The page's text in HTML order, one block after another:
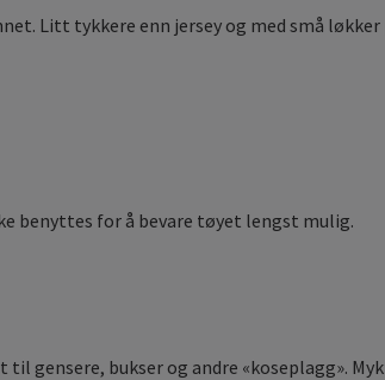
Litt tykkere enn jersey og med små løkker
benyttes for å bevare tøyet lengst mulig.
til gensere, bukser og andre «koseplagg».